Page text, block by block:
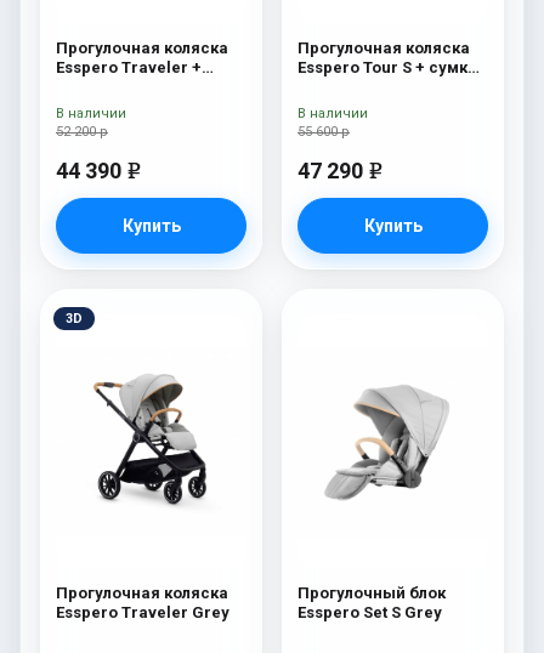
Прогулочная коляска
Esspero Traveler +
52 200 р
44 390 e
Купить
В наличии
Прогулочная коляска
Esspero Tour S + сумка
55 600 р
47 290 e
Купить
В наличии
3D
Прогулочная коляска
Esspero Traveler Grey
Прогулочный блок
Esspero Set S Grey